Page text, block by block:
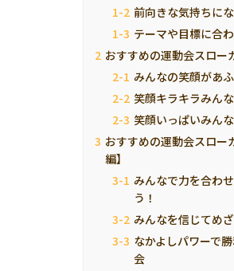
前向きな気持ちに
テーマや目標に合
おすすめの運動会スロー
みんなの笑顔があ
笑顔キラキラみん
笑顔いっぱいみん
おすすめの運動会スロー
編】
みんなで力を合わ
う！
みんなを信じてめ
なかよしパワーで
会